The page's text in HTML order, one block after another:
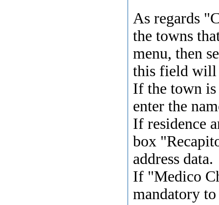
As regards
the towns
menu, then
this field will
If the town
enter the
If residence
box
address data.
If "Medico
mandatory